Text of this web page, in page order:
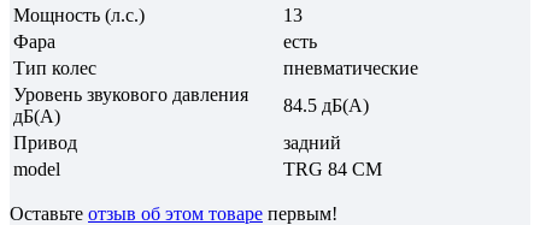
Мощность (л.с.)
13
Фара
есть
Тип колес
пневматические
Уровень звукового давления
дБ(A)
84.5 дБ(А)
Привод
задний
model
TRG 84 CM
Оставьте отзыв об этом товаре первым!